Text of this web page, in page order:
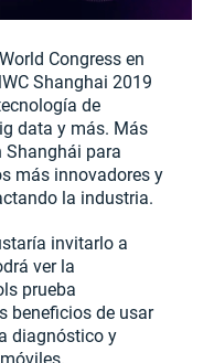
Congress en
Shanghai 2019
de
data y más. Más
Shanghái para
más innovadores y
la industria.
invitarlo a
ver la
prueba
beneficios de usar
diagnóstico y